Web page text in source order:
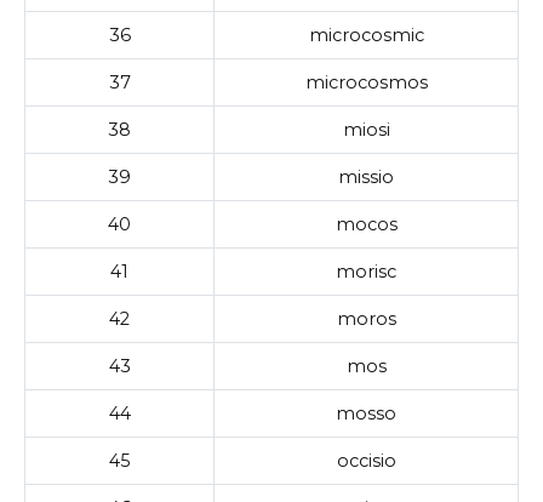
36 microcosmic
37 microcosmos
38 miosi
39 missio
40 mocos
41 morisc
42 moros
43 mos
44 mosso
45 occisio